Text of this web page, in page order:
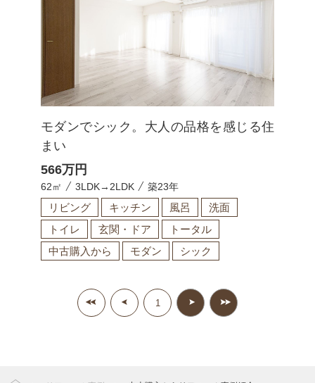
モダンでシック。大人の品格を感じる住
まい
566万円
62㎡ 3LDK→2LDK 築23年
リビング キッチン 風呂
洗面
トイレ
玄関・ドア
トータル
中古購入から
モダン シック
1